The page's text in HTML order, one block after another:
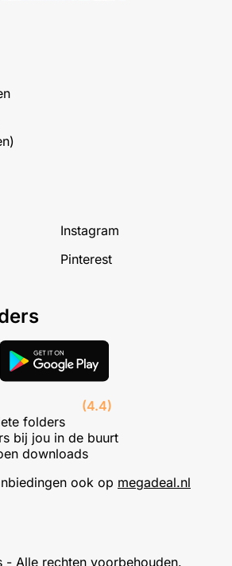
Instagram
Pinterest
(4.4)
folders
bij jou in de buurt
downloads
ook op megadeal.nl
Alle rechten voorbehouden.